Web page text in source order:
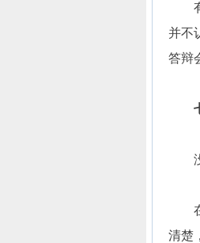
有
并不
答辩
七
没
在
清楚